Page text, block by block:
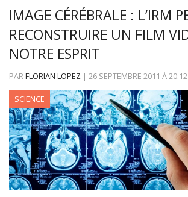
IMAGE CÉRÉBRALE : L’IRM
RECONSTRUIRE UN FILM
NOTRE ESPRIT
PARFLORIAN LOPEZ | 26 SEPTEMBRE 2011 À20:12
SCIENCE